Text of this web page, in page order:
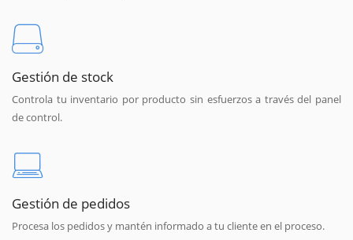
Gestión de stock
Controla tu inventario por producto sin esfuerzos a través del panel
de control.
Gestión de pedidos
Procesa los pedidos y mantén informado a tu cliente en el proceso.